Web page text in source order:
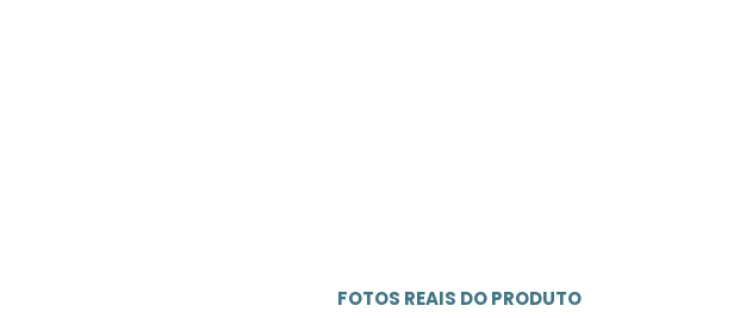
FOTOS REAIS DO PRODUTO